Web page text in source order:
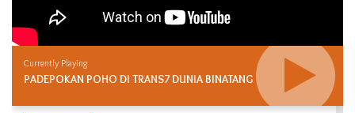
Currently Playing
PADEPOKAN POHO DI TRANS7 DUNIA BINATANG